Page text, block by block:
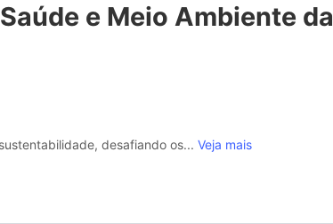
e Meio Ambiente da
desafiando os... Veja mais